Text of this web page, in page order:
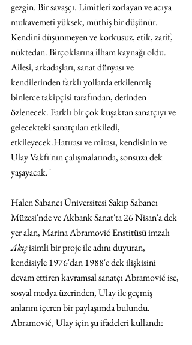
gezgin. Bir savaşçı. Limitleri zorlayan ve acıya
mukavemeti yüksek, müthiş bir düşünür.
Kendini düşünmeyen ve korkusuz, etik, zarif,
nüktedan. Birçoklarına ilham kaynağı oldu.
Ailesi, arkadaşları, sanat dünyası ve
kendilerinden farklı yollarda etkilenmiş
binlerce takipçisi tarafından, derinden
özlenecek. Farklı bir çok kuşaktan sanatçıyı ve
gelecekteki sanatçıları etkiledi,
etkileyecek.Hatırası ve mirası, kendisinin ve
Ulay Vakfı'nın çalışmalarında, sonsuza dek
yaşayacak."
Halen Sabancı Üniversitesi Sakıp Sabancı
Müzesi'nde ve Akbank Sanat'ta 26 Nisan'a dek
yer alan, Marina Abramović Enstitüsü imzalı
Akış isimli bir proje ile adını duyuran,
kendisiyle 1976'dan 1988'e dek ilişkisini
devam ettiren kavramsal sanatçı Abramović ise,
sosyal medya üzerinden, Ulay ile geçmiş
anlarını içeren bir paylaşımda bulundu.
Abramović, Ulay için şu ifadeleri kullandı: